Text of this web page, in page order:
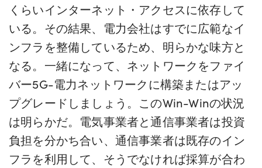
くらいインターネット・アクセスに依存して
いる。その結果、電力会社はすでに広範なイ
ンフラを整備しているため、明らかな味方と
なる。一緒になって、ネットワークをファイ
バー5G-電力ネットワークに構築またはアッ
プグレードしましょう。このWin-Winの状況
は明らかだ。電気事業者と通信事業者は投資
負担を分かち合い、通信事業者は既存のイン
フラを利用して、そうでなければ採算が合わ